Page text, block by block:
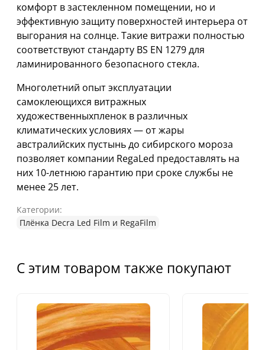
комфорт в застекленном помещении, но и
эффективную защиту поверхностей интерьера от
выгорания на солнце. Такие витражи полностью
соответствуют стандарту BS EN 1279 для
ламинированного безопасного стекла.
Многолетний опыт эксплуатации
самоклеющихся витражных
художественныхпленок в различных
климатических условиях — от жары
австралийских пустынь до сибирского мороза
позволяет компании RegaLed предоставлять на
них 10-летнюю гарантию при сроке службы не
менее 25 лет.
Категории:
Плёнка Decra Led Film и RegaFilm
С этим товаром также покупают